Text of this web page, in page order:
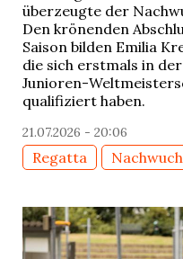
überzeugte der
Den krönenden
Saison bilden Emilia
die sich erstmals in
Junioren-
qualifiziert haben.
21.07.2026 - 20:06
Regatta